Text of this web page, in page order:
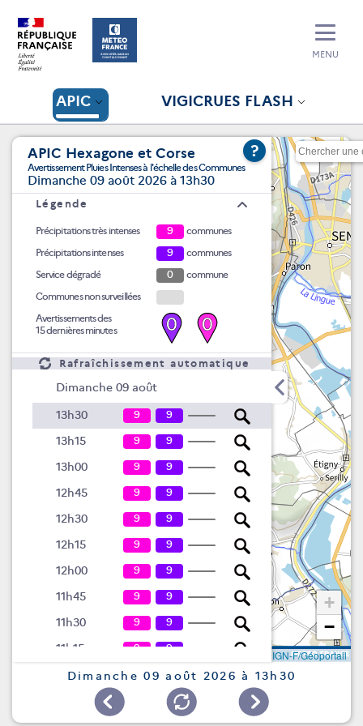
APIC VIGICRUES FLASH
MENU
APIC Hexagone et Corse
Avertissement Pluies Intenses à l'échelle des Communes
Dimanche 09 août 2026 à 13h30
?
Légende
Précipitations très intenses 9
communes
Précipitations intenses
9
communes
Service dégradé
0
commune
Communes non surveillées
Avertissements des
15 dernières minutes
0 0
Rafraîchissement automatique
Dimanche 09 août
13h30 9 9
13h15 9 9
13h00 9 9
12h45 9 9
12h30 9 9
12h15 9 9
12h00 9 9
11h45 9 9
11h30 9 9
11h15 9 9
11h00 9 9
9
+
−
IGN-F/Géoportail
Dimanche 09 août 2026 à 13h30